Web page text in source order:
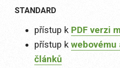
STANDARD
přístup k PDF verzi
přístup k webovému
článků